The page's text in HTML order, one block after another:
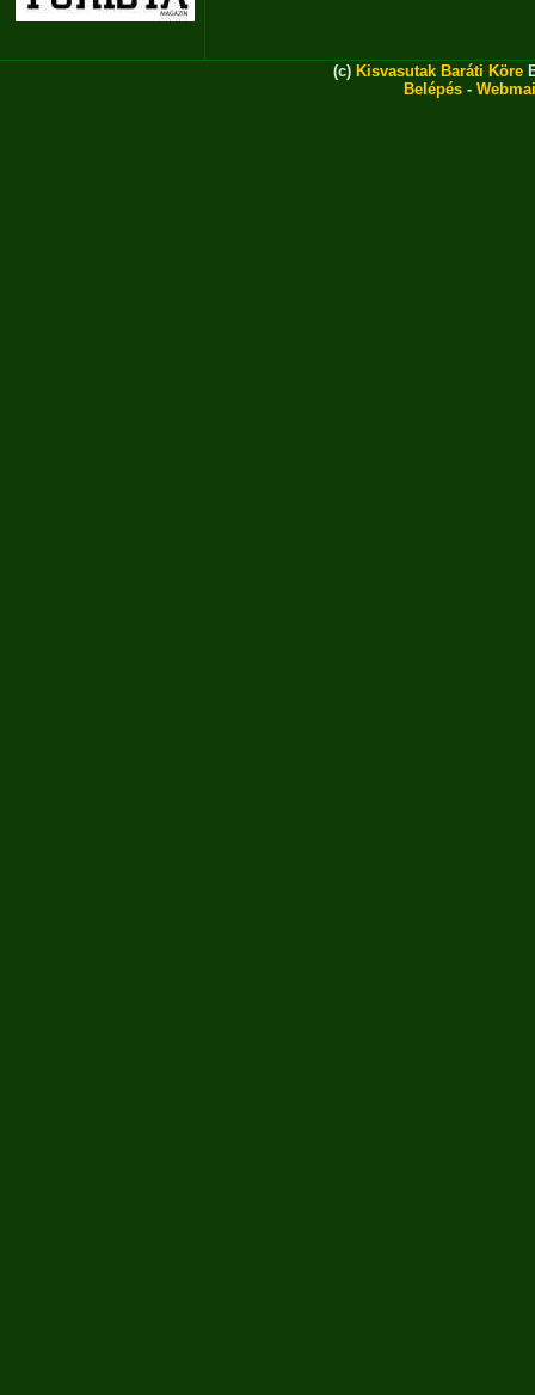
(c) Kisvasutak Baráti Köre
Belépés -